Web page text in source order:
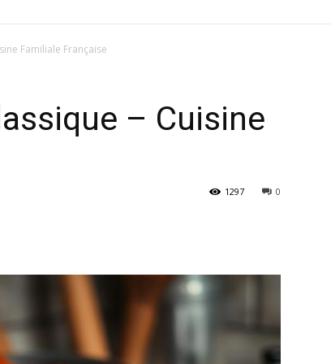
Familiale Française
– Cuisine
0
1297